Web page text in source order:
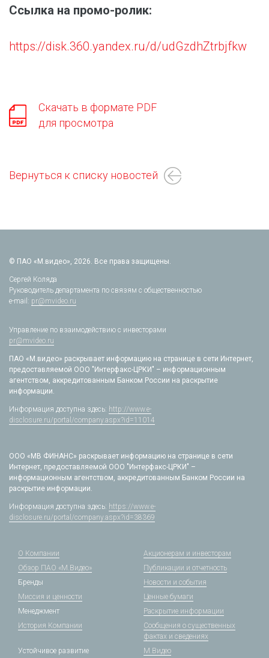
Ссылка на промо-ролик:
https://disk.360.yandex.ru/d/udGzdhZtrbjfkw
Скачать в формате PDF
для просмотра
Вернуться к списку новостей
© ПАО «М.видео», 2026. Все права защищены.
Сергей Коляда
Руководитель департамента по связям с общественностью
e-mail: pr@mvideo.ru
Управление по взаимодействию с инвесторами
pr@mvideo.ru
ПАО «М.видео» раскрывает информацию на странице в сети Интернет,
предоставляемой ООО "Интерфакс-ЦРКИ" – информационным
агентством, аккредитованным Банком России на раскрытие
информации.
Информация доступна здесь: http://www.e-
disclosure.ru/portal/company.aspx?id=11014
ООО «МВ ФИНАНС» раскрывает информацию на странице в сети
Интернет, предоставляемой ООО "Интерфакс-ЦРКИ" –
информационным агентством, аккредитованным Банком России на
раскрытие информации.
Информация доступна здесь: https://www.e-
disclosure.ru/portal/company.aspx?id=38369
О Компании
Обзор ПАО «М.Видео»
Бренды
Миссия и ценности
Менеджмент
История Компании
Акционерам и инвесторам
Публикации и отчетность
Новости и события
Ценные бумаги
Раскрытие информации
Сообщения о существенных
фактах и сведениях
Устойчивое развитие
М.Видео